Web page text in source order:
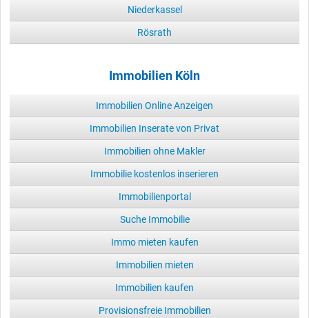
Niederkassel
Rösrath
Immobilien Köln
Immobilien Online Anzeigen
Immobilien Inserate von Privat
Immobilien ohne Makler
Immobilie kostenlos inserieren
Immobilienportal
Suche Immobilie
Immo mieten kaufen
Immobilien mieten
Immobilien kaufen
Provisionsfreie Immobilien